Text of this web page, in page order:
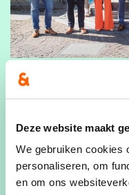
Deze website maakt
We gebruiken cookies
personaliseren, om
en om ons
Op zondag 5 mei
namen. De nieuwe
was reeds gekend
van burgemeester